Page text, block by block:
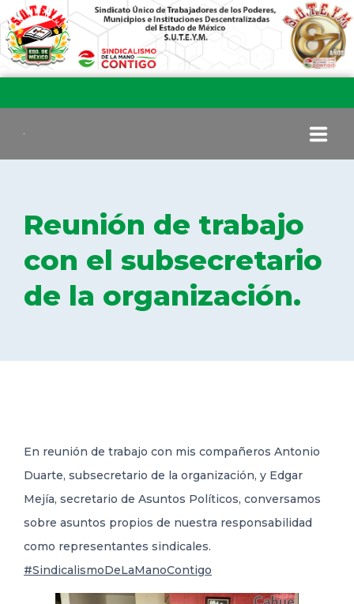
COMITÉ EJECUTIVO
COMISIÓN DE VIGILANCIA
TRANSPARENCIA
Reunión de trabajo
con el subsecretario
de la organización.
En reunión de trabajo con mis compañeros Antonio
Duarte, subsecretario de la organización, y Edgar
Mejía, secretario de Asuntos Políticos, conversamos
sobre asuntos propios de nuestra responsabilidad
como representantes sindicales.
#SindicalismoDeLaManoContigo